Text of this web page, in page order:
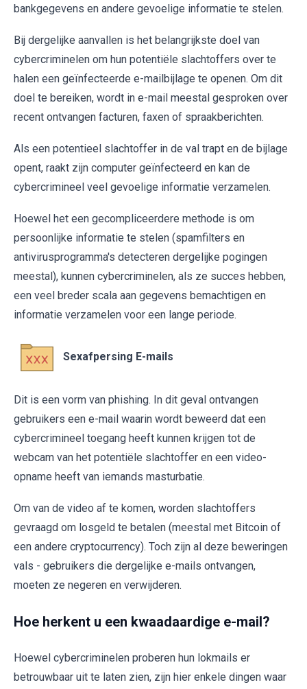
bankgegevens en andere gevoelige informatie te stelen.
Bij dergelijke aanvallen is het belangrijkste doel van
cybercriminelen om hun potentiële slachtoffers over te
halen een geïnfecteerde e-mailbijlage te openen. Om dit
doel te bereiken, wordt in e-mail meestal gesproken over
recent ontvangen facturen, faxen of spraakberichten.
Als een potentieel slachtoffer in de val trapt en de bijlage
opent, raakt zijn computer geïnfecteerd en kan de
cybercrimineel veel gevoelige informatie verzamelen.
Hoewel het een gecompliceerdere methode is om
persoonlijke informatie te stelen (spamfilters en
antivirusprogramma's detecteren dergelijke pogingen
meestal), kunnen cybercriminelen, als ze succes hebben,
een veel breder scala aan gegevens bemachtigen en
informatie verzamelen voor een lange periode.
Sexafpersing E-mails
Dit is een vorm van phishing. In dit geval ontvangen
gebruikers een e-mail waarin wordt beweerd dat een
cybercrimineel toegang heeft kunnen krijgen tot de
webcam van het potentiële slachtoffer en een video-
opname heeft van iemands masturbatie.
Om van de video af te komen, worden slachtoffers
gevraagd om losgeld te betalen (meestal met Bitcoin of
een andere cryptocurrency). Toch zijn al deze beweringen
vals - gebruikers die dergelijke e-mails ontvangen,
moeten ze negeren en verwijderen.
Hoe herkent u een kwaadaardige e-mail?
Hoewel cybercriminelen proberen hun lokmails er
betrouwbaar uit te laten zien, zijn hier enkele dingen waar